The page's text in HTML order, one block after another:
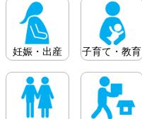
妊娠・出産 子育て・教育